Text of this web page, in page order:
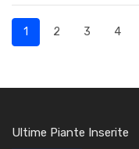
1 2 3 4
Ultime Piante Inserite